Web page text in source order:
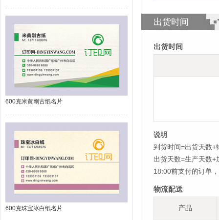
600克米黄刚古纸名片
600克珠宝冰白纸名片
出货时间
出货时间
说明
到货时间=出货天数+
出货天数=生产天数
18:00前支付的订单
物流配送
产品